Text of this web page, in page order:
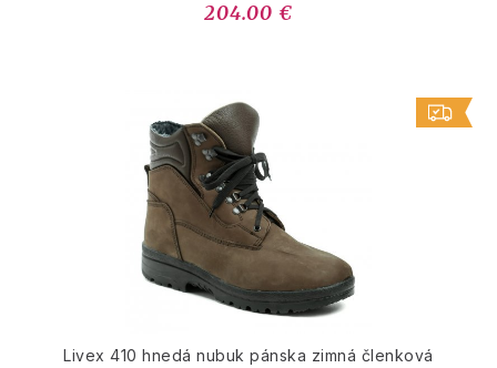
204.00 €
Livex 410 hnedá nubuk pánska zimná členková